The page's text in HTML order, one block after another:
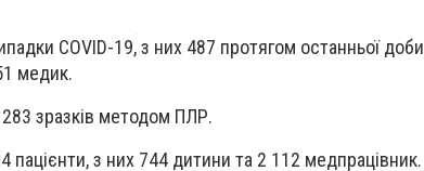
COVID-19, з них 487 протягом останньої
медик.
зразків методом ПЛР.
пацієнти, з них 744 дитини та 2 112